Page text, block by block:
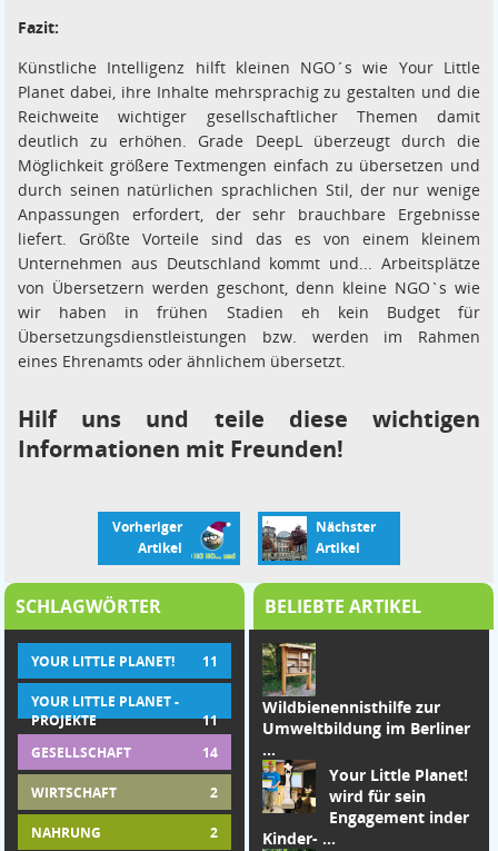
Fazit:
Künstliche Intelligenz hilft kleinen NGO´s wie Your Little
Planet dabei, ihre Inhalte mehrsprachig zu gestalten und die
Reichweite wichtiger gesellschaftlicher Themen damit
deutlich zu erhöhen. Grade DeepL überzeugt durch die
Möglichkeit größere Textmengen einfach zu übersetzen und
durch seinen natürlichen sprachlichen Stil, der nur wenige
Anpassungen erfordert, der sehr brauchbare Ergebnisse
liefert. Größte Vorteile sind das es von einem kleinem
Unternehmen aus Deutschland kommt und... Arbeitsplätze
von Übersetzern werden geschont, denn kleine NGO`s wie
wir haben in frühen Stadien eh kein Budget für
Übersetzungsdienstleistungen bzw. werden im Rahmen
eines Ehrenamts oder ähnlichem übersetzt.
Hilf uns und teile diese wichtigen
Informationen mit Freunden!
Vorheriger
Artikel
Nächster
Artikel
SCHLAGWÖRTER
YOUR LITTLE PLANET! 11
YOUR LITTLE PLANET -
PROJEKTE
11
GESELLSCHAFT
14
WIRTSCHAFT 2
NAHRUNG 2
BELIEBTE ARTIKEL
Wildbienennisthilfe zur
Umweltbildung im Berliner
...
Your Little Planet!
wird für sein
Engagement inder
Kinder- ...